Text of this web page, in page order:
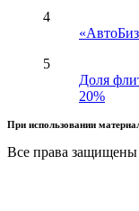
4
5
Доля
20%
При использовании
Все права